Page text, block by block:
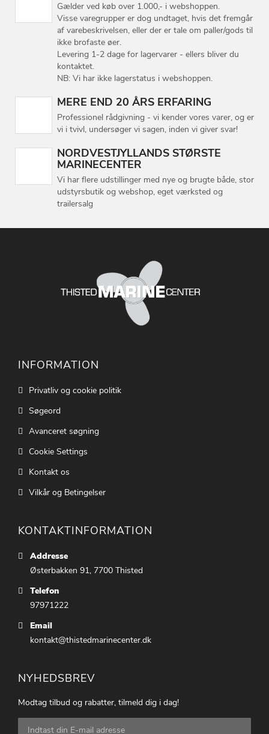
Gælder ved køb over 1.000,- i webshoppen.
Visse varegrupper er dog undtaget, hvis det fremgår
af varebeskrivelsen, eller der er tale om paller/gods til
ikke brofaste øer.
Levering 1-2 dage for lagervarer - ellers bliver du
kontaktet.
NB: Vi har ikke lagerstatus i webshoppen.
MERE END 20 ÅRS ERFARING
Professionel rådgivning - vi kender vores varer, og er
vi i tvivl, undersøger vi sagen, inden vi giver svar!
NORDVESTJYLLANDS STØRSTE
MARINECENTER
Vi har flere udstillinger med nye og brugte både, stor
udstyrsbutik og webshop, eget værksted og
trailersalg
INFORMATION
Privatliv og cookie politik
Søgeord
Avanceret søgning
Cookie Settings
Kontakt os
Vilkår og Betingelser
KONTAKTINFORMATION
Addresse
Østerbakken 91, 7700 Thisted
Telefon
97971222
Email
kontakt@thistedmarinecenter.dk
NYHEDSBREV
Modtag tilbud og rabatter, tilmeld dig i dag!
Tilmeld